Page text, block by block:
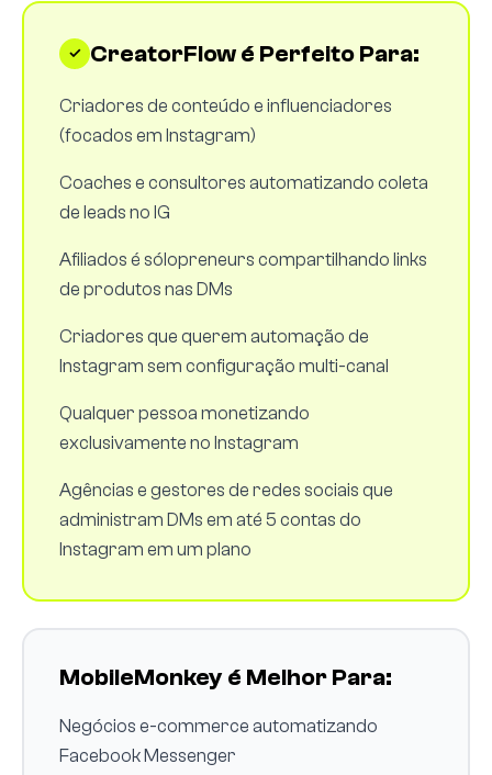
CreatorFlow é Perfeito Para:
Criadores de conteúdo e influenciadores
(focados em Instagram)
Coaches e consultores automatizando coleta
de leads no IG
Afiliados é sólopreneurs compartilhando links
de produtos nas DMs
Criadores que querem automação de
Instagram sem configuração multi-canal
Qualquer pessoa monetizando
exclusivamente no Instagram
Agências e gestores de redes sociais que
administram DMs em até 5 contas do
Instagram em um plano
MobileMonkey é Melhor Para:
Negócios e-commerce automatizando
Facebook Messenger